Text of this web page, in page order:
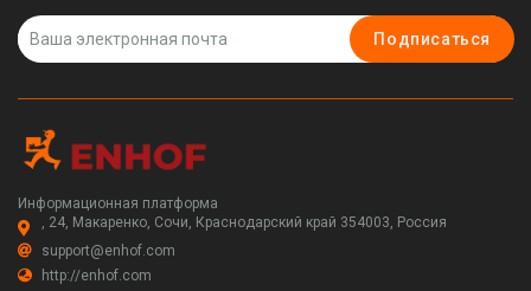
Подписаться
Информационная платформа
, 24, Макаренко, Сочи, Краснодарский край 354003, Россия
support@enhof.com
http://enhof.com